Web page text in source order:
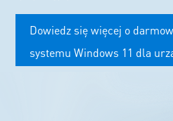
Dowiedz się więcej o
systemu Windows 11 dla